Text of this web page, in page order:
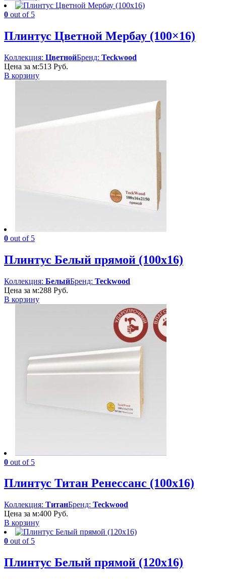
0 out of 5
Плинтус Цветной Мербау (100×16)
Коллекция: ЦветнойБренд: Teckwood
Цена за м:513 Руб.
В корзину
0 out of 5
Плинтус Белый прямой (100х16)
Коллекция: БелыйБренд: Teckwood
Цена за м:288 Руб.
В корзину
0 out of 5
Плинтус Титан Ренессанс (100х16)
Коллекция: ТитанБренд: Teckwood
Цена за м:400 Руб.
В корзину
0 out of 5
Плинтус Белый прямой (120х16)